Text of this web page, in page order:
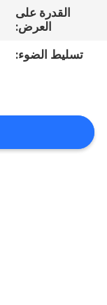
الجودة
اتصل
اطلب
القدرة على
العرض:
تسليط الضوء: